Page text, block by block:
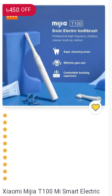
৳450 OFF
Xiaomi Mijia T100 Mi Smart Electric